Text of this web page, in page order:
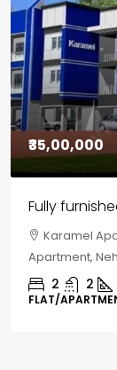
₹30,00,000
House for
Chelapram,
Chelapram,
2 1
HOUSE, HOUSE